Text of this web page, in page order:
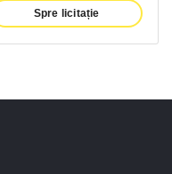
Spre licitație